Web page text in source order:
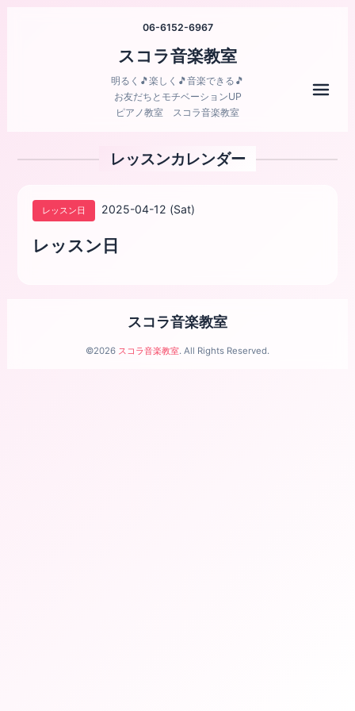
06-6152-6967
スコラ音楽教室
明るく🎵楽しく🎵音楽できる🎵
お友だちとモチベーションUP
ピアノ教室 スコラ音楽教室
レッスンカレンダー
レッスン日 2025-04-12 (Sat)
レッスン日
スコラ音楽教室
©2026 スコラ音楽教室. All Rights Reserved.